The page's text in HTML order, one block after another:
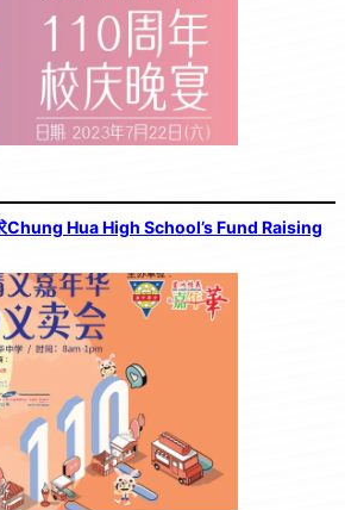
Chung Hua High School’s Fund Raising